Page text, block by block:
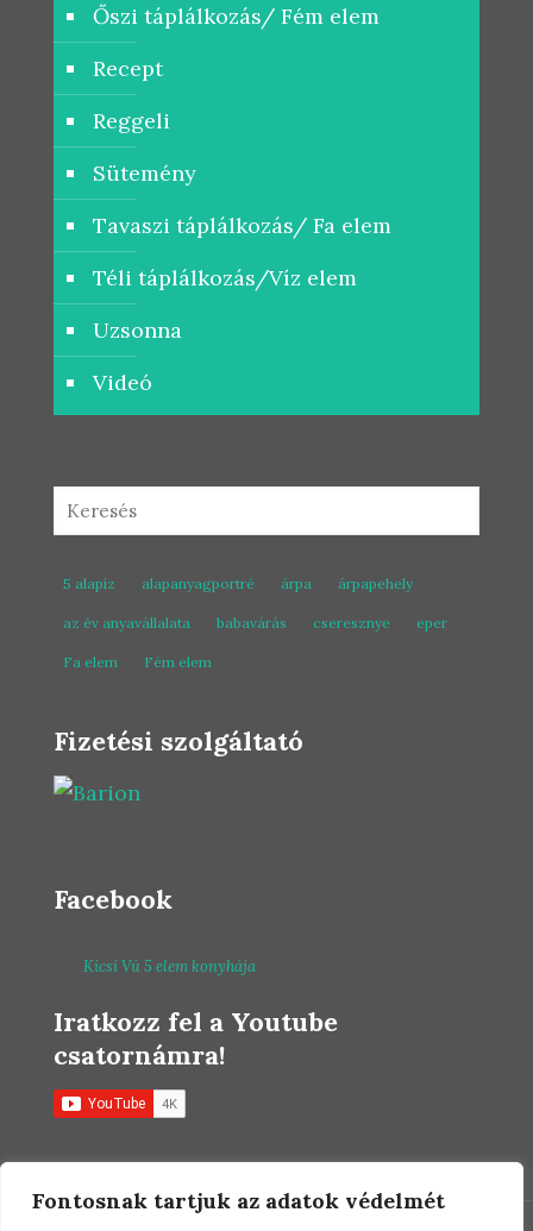
Fontosnak tartjuk az adatok védelmét
Őszi táplálkozás/ Fém elem
Recept
Reggeli
Sütemény
Tavaszi táplálkozás/ Fa elem
Téli táplálkozás/Víz elem
Uzsonna
Videó
5 alapíz alapanyagportré árpa árpapehely
az év anyavállalata babavárás cseresznye eper
Fa elem Fém elem
Fizetési szolgáltató
Facebook
Kicsi Vú 5 elem konyhája
Iratkozz fel a Youtube
csatornámra!